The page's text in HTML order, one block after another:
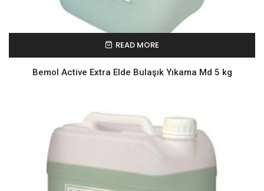
READ MORE
Bemol Active Extra Elde Bulaşık Yıkama Md 5 kg